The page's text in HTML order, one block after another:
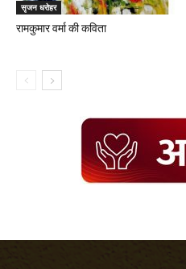
सृजन धरोहर
रामकुमार वर्मा की कविता